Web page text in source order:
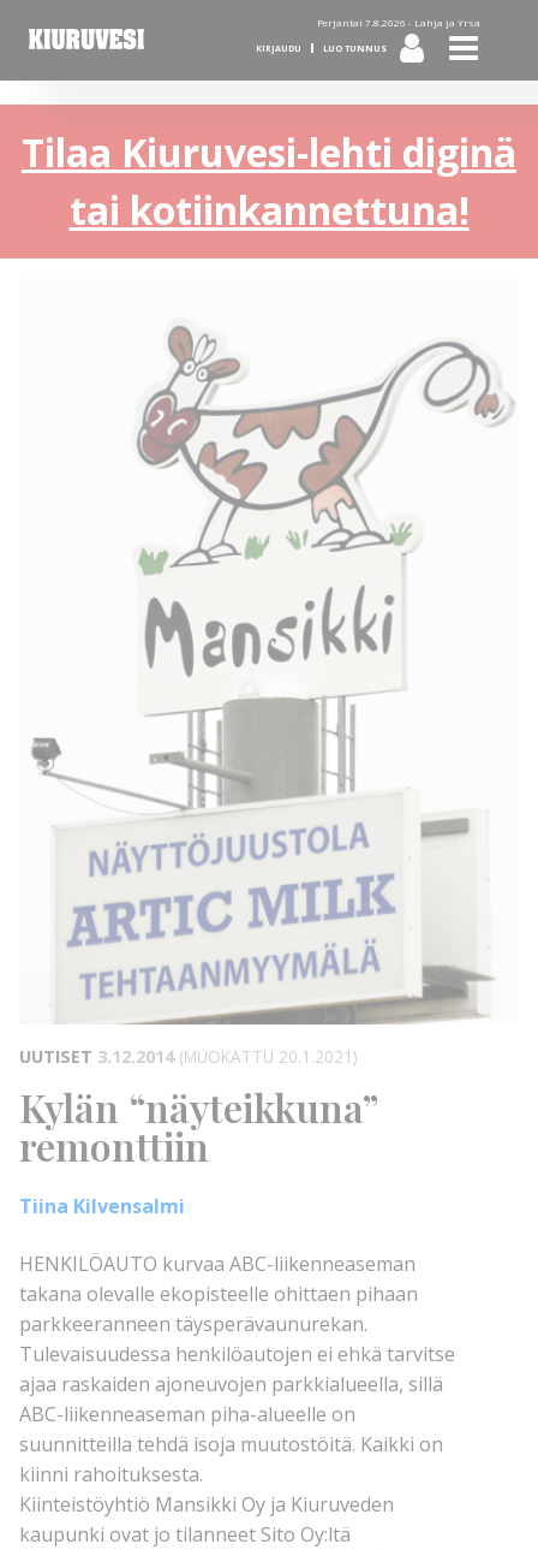
Perjantai 7.8.2026 - Lahja ja Yrsa
KIRJAUDU LUO TUNNUS
Tilaa Kiuruvesi-lehti diginä
tai kotiinkannettuna!
UUTISET 3.12.2014 (MUOKATTU 20.1.2021)
Kylän “näyteikkuna”
remonttiin
Tiina Kilvensalmi
HENKILÖAUTO kurvaa ABC-liikenneaseman
takana olevalle ekopisteelle ohittaen pihaan
parkkeeranneen täysperävaunurekan.
Tulevaisuudessa henkilöautojen ei ehkä tarvitse
ajaa raskaiden ajoneuvojen parkkialueella, sillä
ABC-liikenneaseman piha-alueelle on
suunnitteilla tehdä isoja muutostöitä. Kaikki on
kiinni rahoituksesta.
Kiinteistöyhtiö Mansikki Oy ja Kiuruveden
kaupunki ovat jo tilanneet Sito Oy:ltä